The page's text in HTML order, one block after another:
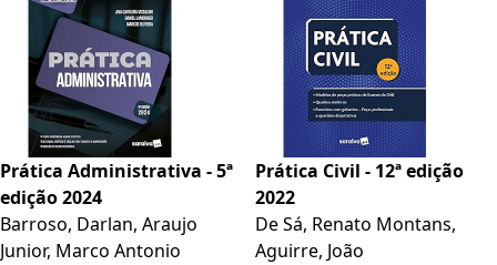
Prática Administrativa - 5ª
edição 2024
Barroso, Darlan, Araujo
Junior, Marco Antonio
Prática Civil - 12ª edição
2022
De Sá, Renato Montans,
Aguirre, João